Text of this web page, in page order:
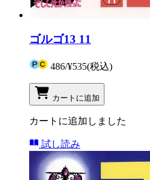
ゴルゴ13 11
486/¥535(税込)
カートに追加
カートに追加しました
試し読み